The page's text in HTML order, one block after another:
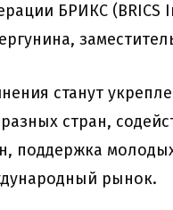
БРИКС (BRICS
станут
стран,
поддержка
рынок.